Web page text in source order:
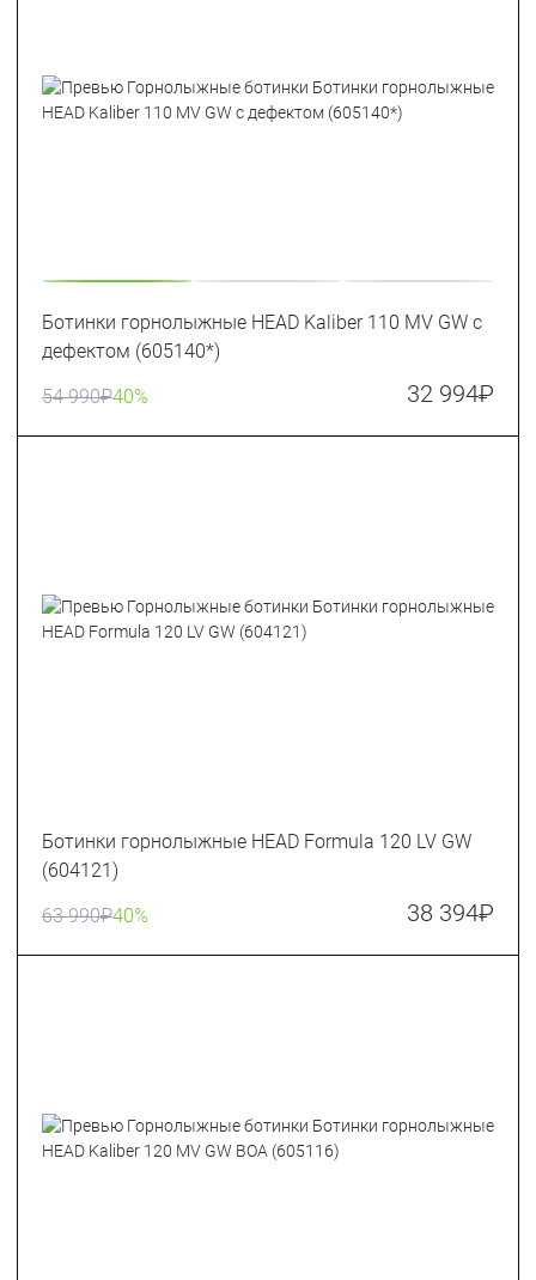
Ботинки горнолыжные HEAD Kaliber 110 MV GW с
дефектом (605140*)
54 990₽40% 32 994₽
Ботинки горнолыжные HEAD Formula 120 LV GW
(604121)
63 990₽40% 38 394₽